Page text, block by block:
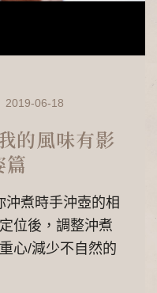
2019-06-18
的風味有影
沖煮時手沖壺的相
位後，調整沖煮
心/減少不自然的